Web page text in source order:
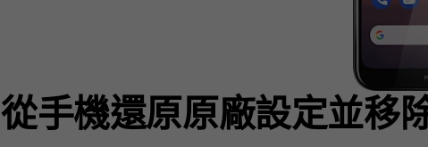
從手機還原原廠設定並移